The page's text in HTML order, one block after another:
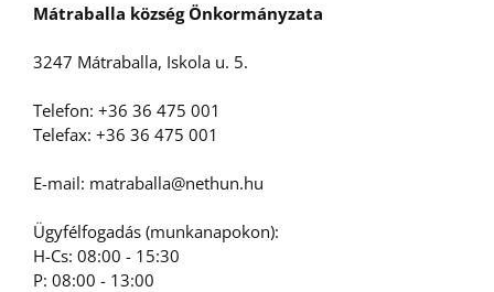
Mátraballa község Önkormányzata
3247 Mátraballa, Iskola u. 5.
Telefon: +36 36 475 001
Telefax: +36 36 475 001
E-mail: matraballa@nethun.hu
Ügyfélfogadás (munkanapokon):
H-Cs: 08:00 - 15:30
P: 08:00 - 13:00